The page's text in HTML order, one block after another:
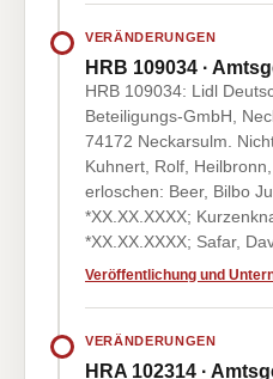
VERÄNDERUNGEN
HRB 109034 ·
HRB 109034: Lidl
Beteiligungs-GmbH,
74172 Neckarsulm.
Kuhnert, Rolf,
erloschen: Beer, Bilbo
*XX.XX.XXXX;
*XX.XX.XXXX; Safar,
Veröffentlichung und
VERÄNDERUNGEN
HRA 102314 ·